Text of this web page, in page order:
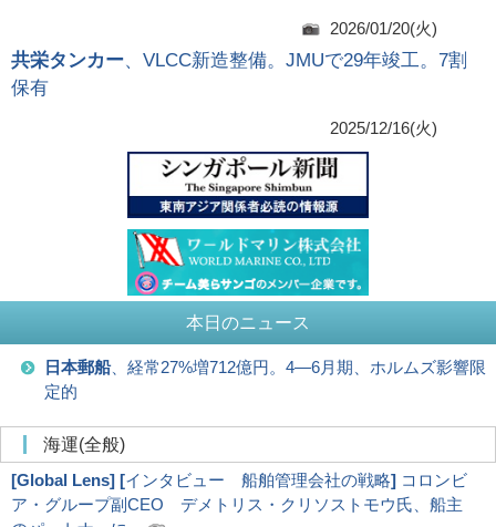
2026/01/20(火)
共栄タンカー、VLCC新造整備。JMUで29年竣工。7割
保有
2025/12/16(火)
本日のニュース
日本郵船、経常27%増712億円。4―6月期、ホルムズ影響限
定的
海運(全般)
[Global Lens] [インタビュー 船舶管理会社の戦略] コロンビ
ア・グループ副CEO デメトリス・クリソストモウ氏、船主